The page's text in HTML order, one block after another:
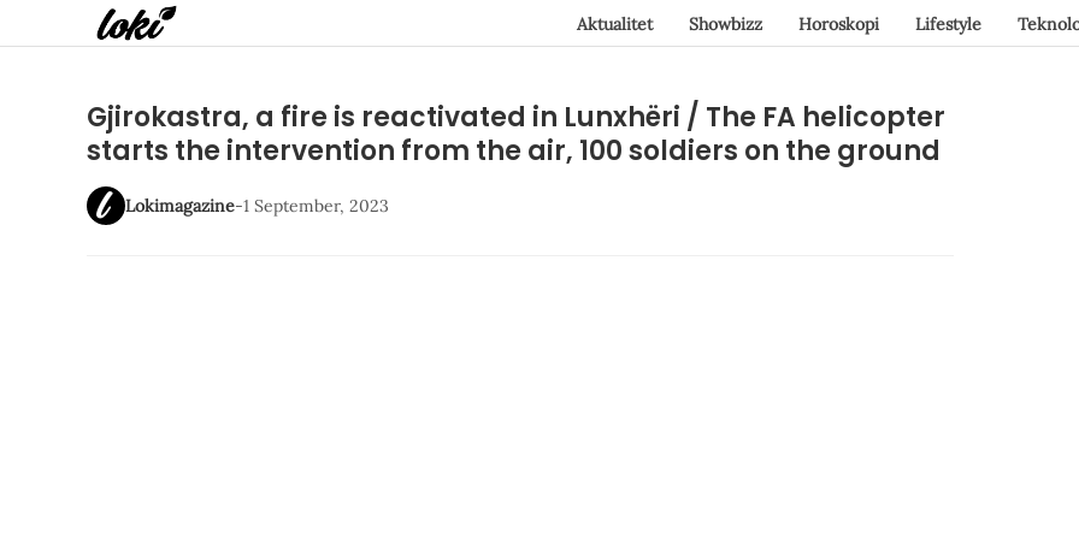
Aktualitet Showbizz Horoskopi Lifestyle
Gjirokastra, a fire is reactivated in Lunxhëri / The FA helicopter
starts the intervention from the air, 100 soldiers on the ground
Lokimagazine-1 September, 2023